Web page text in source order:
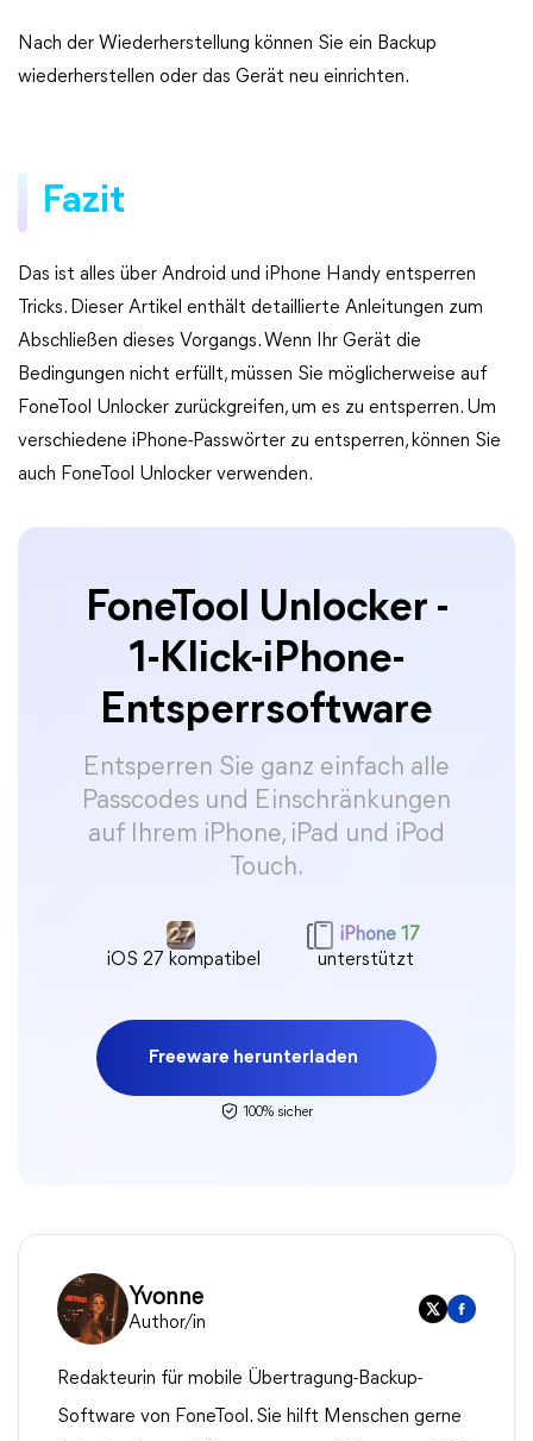
Nach der Wiederherstellung können Sie ein Backup
wiederherstellen oder das Gerät neu einrichten.
Fazit
Das ist alles über Android und iPhone Handy entsperren
Tricks. Dieser Artikel enthält detaillierte Anleitungen zum
Abschließen dieses Vorgangs. Wenn Ihr Gerät die
Bedingungen nicht erfüllt, müssen Sie möglicherweise auf
FoneTool Unlocker zurückgreifen, um es zu entsperren. Um
verschiedene iPhone-Passwörter zu entsperren, können Sie
auch FoneTool Unlocker verwenden.
FoneTool Unlocker -
1-Klick-iPhone-
Entsperrsoftware
Entsperren Sie ganz einfach alle
Passcodes und Einschränkungen
auf Ihrem iPhone, iPad und iPod
Touch.
iOS 27 kompatibel
iPhone 17
unterstützt
Freeware herunterladen
100% sicher
Yvonne
Author/in
Redakteurin für mobile Übertragung-Backup-
Software von FoneTool. Sie hilft Menschen gerne